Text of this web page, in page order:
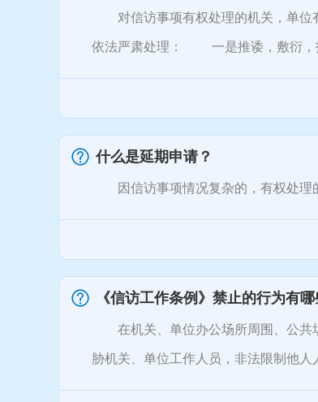
对信访事项有权处理的机关，单位有
依法严肃处理： 一是推诿，敷衍，
什么是延期申请？
因信访事项情况复杂的，有权处理的
《信访工作条例》禁止的行为有哪
在机关、单位办公场所周围、公共场
胁机关、单位工作人员，非法限制他